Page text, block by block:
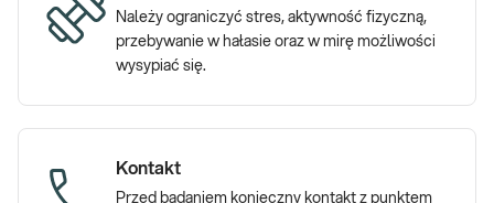
Należy ograniczyć stres, aktywność fizyczną,
przebywanie w hałasie oraz w mirę możliwości
wysypiać się.
Kontakt
Przed badaniem konieczny kontakt z punktem